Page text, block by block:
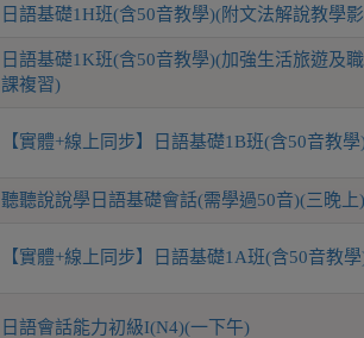
日語基礎1H班(含50音教學)(附文法解說教學
日語基礎1K班(含50音教學)(加強生活旅遊及
課複習)
【實體+線上同步】日語基礎1B班(含50音教
聽聽說說學日語基礎會話(需學過50音)(三晚上)
【實體+線上同步】日語基礎1A班(含50音教
日語會話能力初級I(N4)(一下午)